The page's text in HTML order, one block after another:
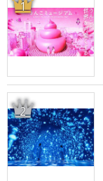
1
2